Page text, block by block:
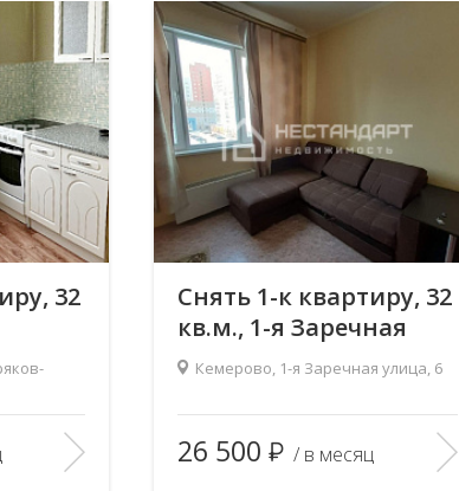
32
2
1
Снять 1-к квартиру, 32
кв.м., 1-я Заречная
улица, 6
Кемерово, 1-я Заречная улица, 6
2
Количество комнат:
1
26 500 / в месяц